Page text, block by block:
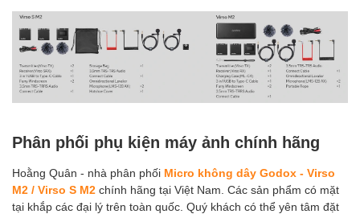
Phân phối phụ kiện máy ảnh chính hãng
Hoằng Quân - nhà phân phối Micro không dây Godox - Virso
M2 / Virso S M2 chính hãng tại Việt Nam. Các sản phẩm có mặt
tại khắp các đại lý trên toàn quốc. Quý khách có thể yên tâm đặt